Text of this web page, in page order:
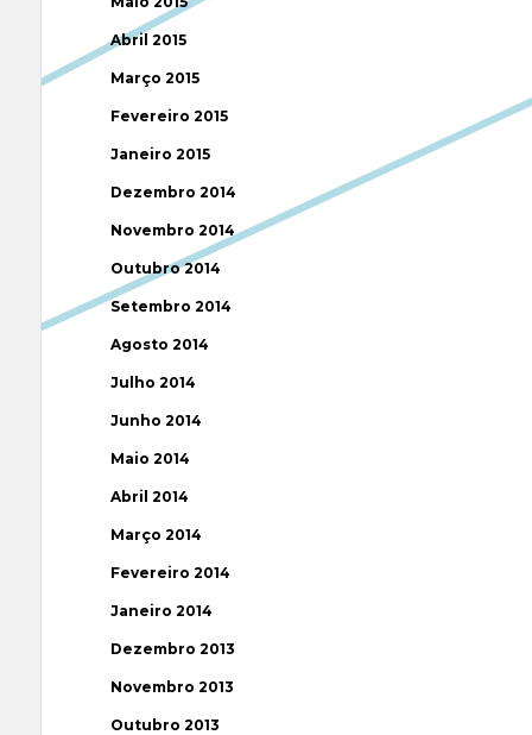
Abril 2015
Março 2015
Fevereiro 2015
Janeiro 2015
Dezembro 2014
Novembro 2014
Outubro 2014
Setembro 2014
Agosto 2014
Julho 2014
Junho 2014
Maio 2014
Abril 2014
Março 2014
Fevereiro 2014
Janeiro 2014
Dezembro 2013
Novembro 2013
Outubro 2013